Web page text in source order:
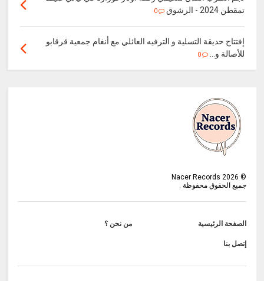
تمقطن 2024 - الرشوق
0
إفتتاح حديقة التسلية و الترفيه العائلي مع أنغام جمعية قرقابو
للأصالة و...
0
©
2026
جميع الحقوق محفوظة .
الصفحة الرئيسية من نحن ؟
إتصل بنا